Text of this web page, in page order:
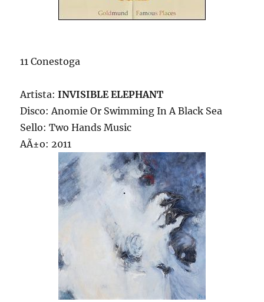
11 Conestoga
Artista:INVISIBLE ELEPHANT
Disco: Anomie Or Swimming In A Black Sea
Sello: Two Hands Music
AÃ±o: 2011